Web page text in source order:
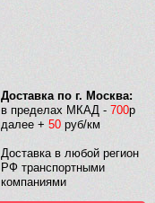
Доставка по г. Москва:
в пределах МКАД - 700р
далее + 50 руб/км
Доставка в любой регион
РФ транспортными
компаниями